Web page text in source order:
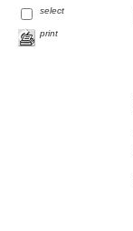
select
print